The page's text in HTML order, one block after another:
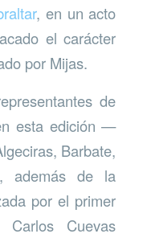
, en un acto
el carácter
por Mijas.
de
esta edición —
Barbate,
además de la
por el primer
Cuevas